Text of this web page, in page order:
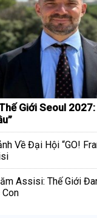
Giới Seoul 2027:
Về Đại Hội “GO!
Assisi: Thế Giới
Con